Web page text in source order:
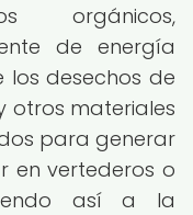
orgánicos,
de energía
los desechos de
otros materiales
para generar
en vertederos o
así a la